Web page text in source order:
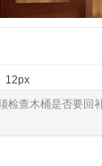
12px
检查木桶是否要回